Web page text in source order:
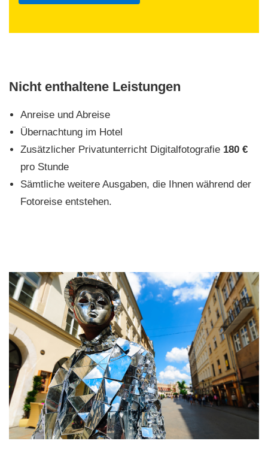
Nicht enthaltene Leistungen
Anreise und Abreise
Übernachtung im Hotel
Zusätzlicher Privatunterricht Digitalfotografie 180 €
pro Stunde
Sämtliche weitere Ausgaben, die Ihnen während der
Fotoreise entstehen.